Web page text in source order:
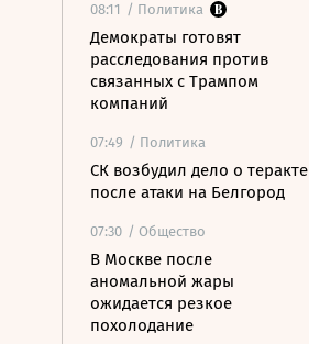
08:11 / Политика
Демократы готовят
расследования против
связанных с Трампом
компаний
07:49 / Политика
СК возбудил дело о теракте
после атаки на Белгород
07:30 / Общество
В Москве после
аномальной жары
ожидается резкое
похолодание